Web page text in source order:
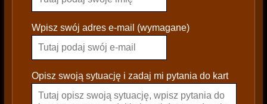
a
s
e
a
Wpisz swój adres e-mail (wymagane)
Opisz swoją sytuację i zadaj mi pytania do kart